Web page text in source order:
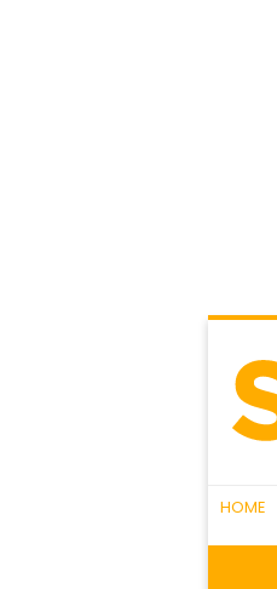
HOME